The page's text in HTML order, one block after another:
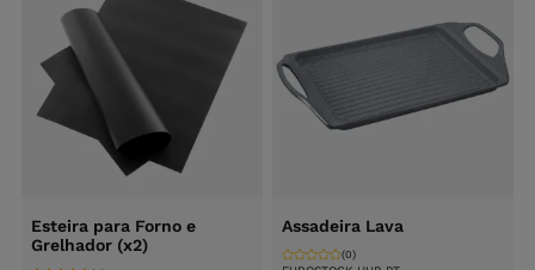
Esteira para Forno e
Grelhador (x2)
Assadeira Lava
(0)